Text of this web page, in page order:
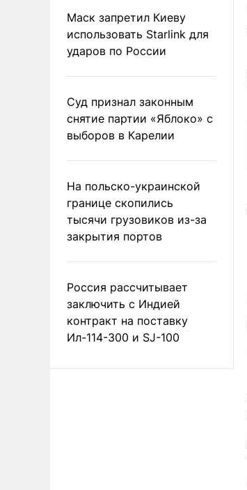
Маск запретил Киеву
использовать Starlink для
ударов по России
Суд признал законным
снятие партии «Яблоко» с
выборов в Карелии
На польско-украинской
границе скопились
тысячи грузовиков из-за
закрытия портов
Россия рассчитывает
заключить с Индией
контракт на поставку
Ил-114-300 и SJ-100